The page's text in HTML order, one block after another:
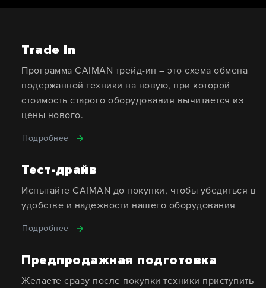
Trade In
Программа CAIMAN трейд-ин – это схема обмена
подержанной техники на новую, при которой
стоимость старого оборудования вычитается из
цены нового.
Подробнее
Тест-драйв
Испытайте CAIMAN до покупки, чтобы убедиться в
удобстве и надежности нашего оборудования
Подробнее
Предпродажная подготовка
Желаете сразу после покупки техники приступить